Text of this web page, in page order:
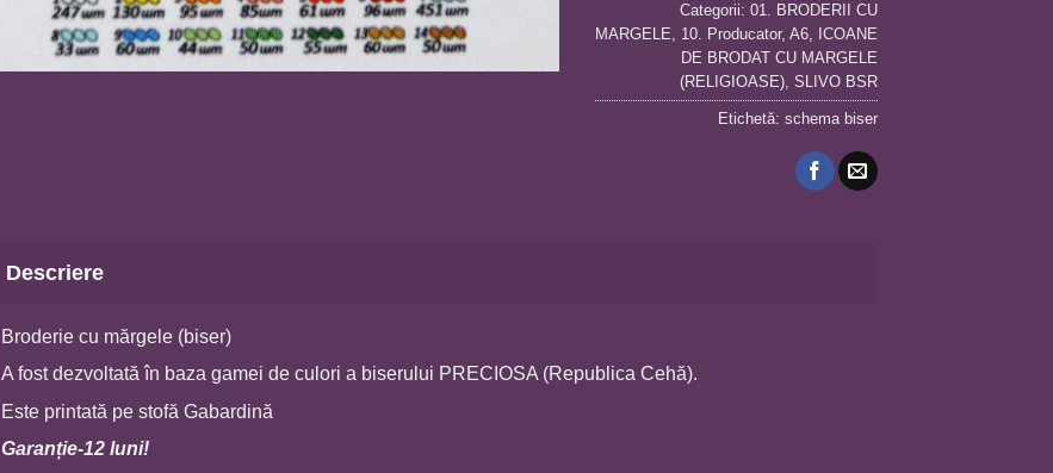
Categorii: 01. BRODERII CU
MARGELE
10. Producator, A6 ICOANE
DE BRODAT CU MARGELE
(RELIGIOASE) SLIVO BSR
Etichetă: schema biser
Descriere
Broderie cu mărgele (biser)
A fost dezvoltată în baza gamei de culori a biserului PRECIOSA (Republica Cehă).
Este printată pe stofă Gabardină
Garanție-12 luni!